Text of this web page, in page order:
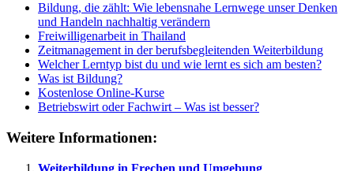
Bildung, die zählt: Wie lebensnahe Lernwege unser Denken
und Handeln nachhaltig verändern
Freiwilligenarbeit in Thailand
Zeitmanagement in der berufsbegleitenden Weiterbildung
Welcher Lerntyp bist du und wie lernt es sich am besten?
Was ist Bildung?
Kostenlose Online-Kurse
Betriebswirt oder Fachwirt – Was ist besser?
Weitere Informationen:
Weiterbildung in Frechen und Umgebung